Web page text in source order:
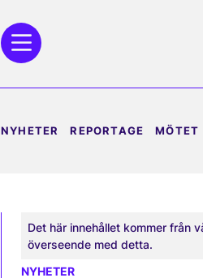
NYHETER REPORTAGE MÖTET
Det här innehållet kommer från
överseende med detta.
NYHETER